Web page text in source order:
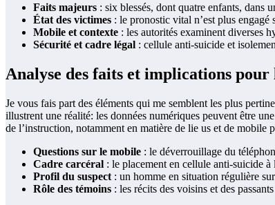
Faits majeurs : six blessés, dont quatre enfants, dans
État des victimes : le pronostic vital n’est plus
Mobile et contexte : les autorités examinent diverses
Sécurité et cadre légal : cellule anti-suicide et
Analyse des faits et implications
Je vous fais part des éléments qui me semblent les plus
illustrent une réalité: les données numériques peuvent être
de l’instruction, notamment en matière de lie us et de mobile
Questions sur le mobile : le déverrouillage du
Cadre carcéral : le placement en cellule anti-suicide
Profil du suspect : un homme en situation régulière
Rôle des témoins : les récits des voisins et des